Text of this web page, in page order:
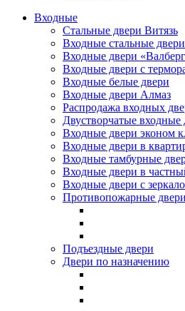
Входные
Стальные двери Витязь
Входные стальные
Входные двери
Входные двери с
Входные белые двери
Входные двери Алмаз
Распродажа входных
Двустворчатые входные
Входные двери эконом
Входные двери в
Входные тамбурные
Входные двери в
Входные двери с
Противопожарные двери
Подъездные двери
Двери по назначению